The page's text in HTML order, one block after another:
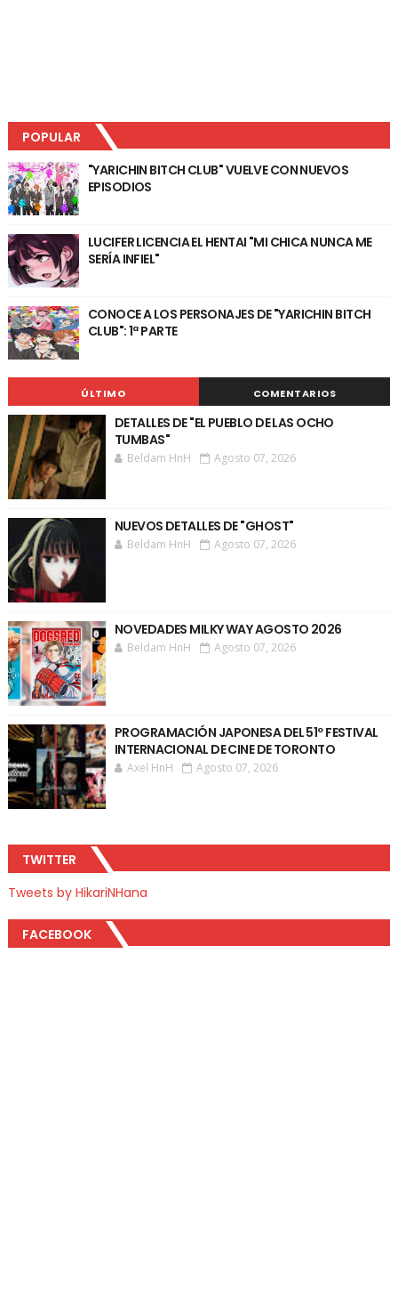
POPULAR
"YARICHIN BITCH CLUB" VUELVE CON NUEVOS
EPISODIOS
LUCIFER LICENCIA EL HENTAI "MI CHICA NUNCA ME
SERÍA INFIEL"
CONOCE A LOS PERSONAJES DE "YARICHIN BITCH
CLUB": 1ª PARTE
ÚLTIMO COMENTARIOS
DETALLES DE "EL PUEBLO DE LAS OCHO
TUMBAS"
Beldam HnH Agosto 07, 2026
NUEVOS DETALLES DE "GHOST"
Beldam HnH Agosto 07, 2026
NOVEDADES MILKY WAY AGOSTO 2026
Beldam HnH Agosto 07, 2026
PROGRAMACIÓN JAPONESA DEL 51º FESTIVAL
INTERNACIONAL DE CINE DE TORONTO
Axel HnH Agosto 07, 2026
TWITTER
Tweets by HikariNHana
FACEBOOK